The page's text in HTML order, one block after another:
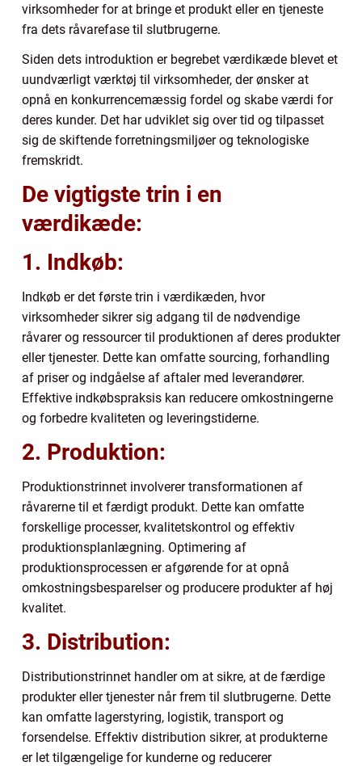
virksomheder for at bringe et produkt eller en tjeneste
fra dets råvarefase til slutbrugerne.
Siden dets introduktion er begrebet værdikæde blevet et
uundværligt værktøj til virksomheder, der ønsker at
opnå en konkurrencemæssig fordel og skabe værdi for
deres kunder. Det har udviklet sig over tid og tilpasset
sig de skiftende forretningsmiljøer og teknologiske
fremskridt.
De vigtigste trin i en
værdikæde:
1. Indkøb:
Indkøb er det første trin i værdikæden, hvor
virksomheder sikrer sig adgang til de nødvendige
råvarer og ressourcer til produktionen af deres produkter
eller tjenester. Dette kan omfatte sourcing, forhandling
af priser og indgåelse af aftaler med leverandører.
Effektive indkøbspraksis kan reducere omkostningerne
og forbedre kvaliteten og leveringstiderne.
2. Produktion:
Produktionstrinnet involverer transformationen af
råvarerne til et færdigt produkt. Dette kan omfatte
forskellige processer, kvalitetskontrol og effektiv
produktionsplanlægning. Optimering af
produktionsprocessen er afgørende for at opnå
omkostningsbesparelser og producere produkter af høj
kvalitet.
3. Distribution:
Distributionstrinnet handler om at sikre, at de færdige
produkter eller tjenester når frem til slutbrugerne. Dette
kan omfatte lagerstyring, logistik, transport og
forsendelse. Effektiv distribution sikrer, at produkterne
er let tilgængelige for kunderne og reducerer